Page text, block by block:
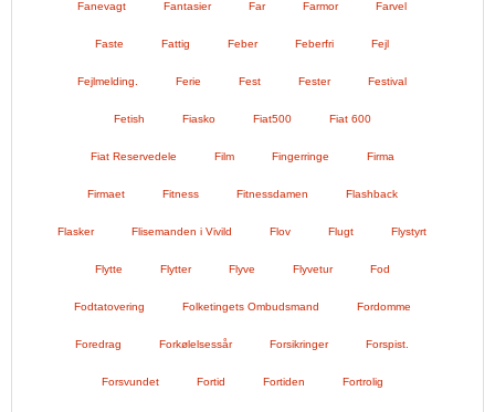
Fanevagt Fantasier Far Farmor Farvel
Faste Fattig Feber Feberfri Fejl
Fejlmelding. Ferie Fest Fester Festival
Fetish Fiasko Fiat500 Fiat 600
Fiat Reservedele Film Fingerringe Firma
Firmaet Fitness Fitnessdamen Flashback
Flasker Flisemanden i Vivild Flov Flugt Flystyrt
Flytte Flytter Flyve Flyvetur Fod
Fodtatovering Folketingets Ombudsmand Fordomme
Foredrag Forkølelsessår Forsikringer Forspist.
Forsvundet Fortid Fortiden Fortrolig